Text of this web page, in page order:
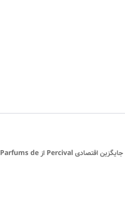
جایگزین اقتصادی Percival از Parfums de